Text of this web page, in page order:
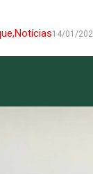
,Notícias14/01/